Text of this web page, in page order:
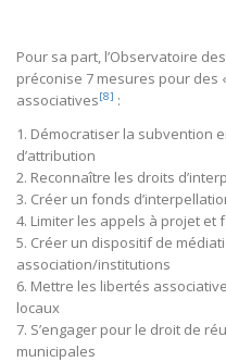
Pour sa part, l’Observatoire
préconise 7 mesures pour des
associatives[8] :
1. Démocratiser la subvention
d’attribution
2. Reconnaître les droits
3. Créer un fonds
4. Limiter les appels à projet et
5. Créer un dispositif de
association/institutions
6. Mettre les libertés
locaux
7. S’engager pour le droit de
municipales